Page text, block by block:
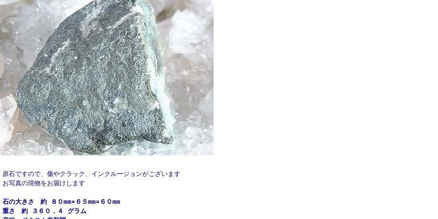
石ですので、傷やクラック、インクルージョンがございます
写真の現物をお届けします
の大きさ 約 ８０mm×６５mm×６０mm
さ 約 ３６０．４ グラム